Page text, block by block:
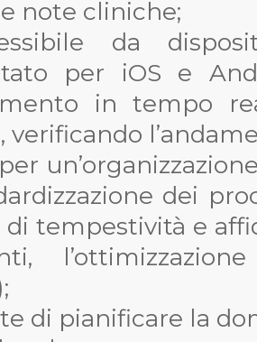
note cliniche;
da
per iOS e
in tempo
verificando
dei
tempestività e
di pianificare la